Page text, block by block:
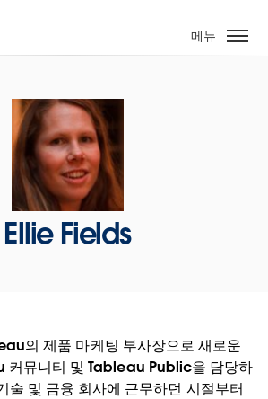
메뉴
Ellie Fields
의 제품 마케팅 부사장으로 새로운
커뮤니티 및 Tableau Public을 담당하
술 및 금융 회사에 근무하던 시절부터